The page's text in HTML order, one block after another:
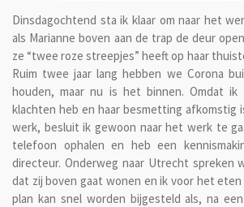
Dinsdagochtend sta ik klaar om naar het
als Marianne boven aan de trap de deur
ze “twee roze streepjes” heeft op haar
Ruim twee jaar lang hebben we Corona
houden, maar nu is het binnen. Omdat
klachten heb en haar besmetting afkomstig
werk, besluit ik gewoon naar het werk te
telefoon ophalen en heb een
directeur. Onderweg naar Utrecht spreken
dat zij boven gaat wonen en ik voor het
plan kan snel worden bijgesteld als, na